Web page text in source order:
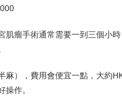
肌瘤手術通常需要一到三個小
麻），費用會便宜一點，大約
作。